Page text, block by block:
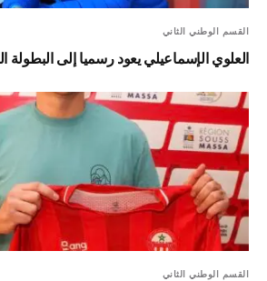
القسم الوطني الثاني
العلوي الإسماعيلي يعود رسميا إلى البطولة
القسم الوطني الثاني